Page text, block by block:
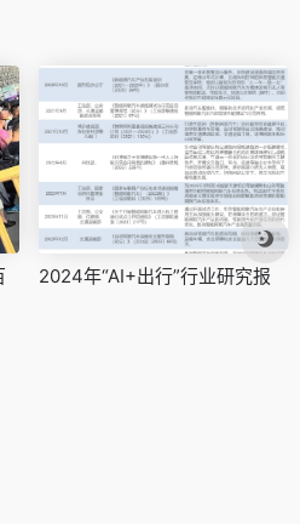
2024年“AI+出行”行业研究报